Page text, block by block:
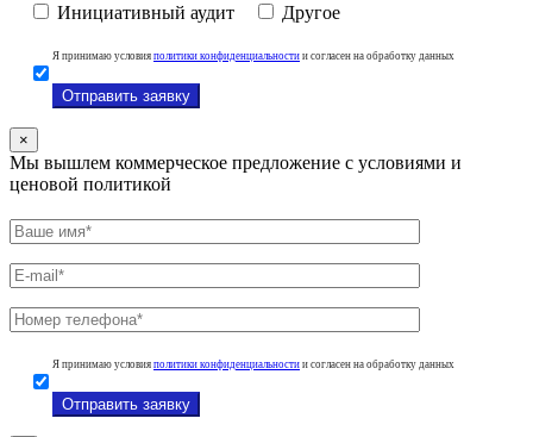
Инициативный аудит
Другое
Я принимаю условия политики конфиденциальности и согласен на обработку данных
×
Мы вышлем коммерческое предложение с условиями и
ценовой политикой
Я принимаю условия политики конфиденциальности и согласен на обработку данных